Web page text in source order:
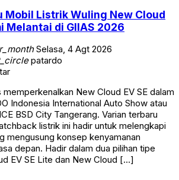
Mobil Listrik Wuling New Cloud
Melantai di GIIAS 2026
Selasa, 4 Agt 2026
patardo
New Cloud EV SE dalam
Indonesia International Auto Show atau
BSD City Tangerang. Varian terbaru
listrik ini hadir untuk melengkapi
mengusung konsep kenyamanan
depan. Hadir dalam dua pilihan tipe
EV SE Lite dan New Cloud […]